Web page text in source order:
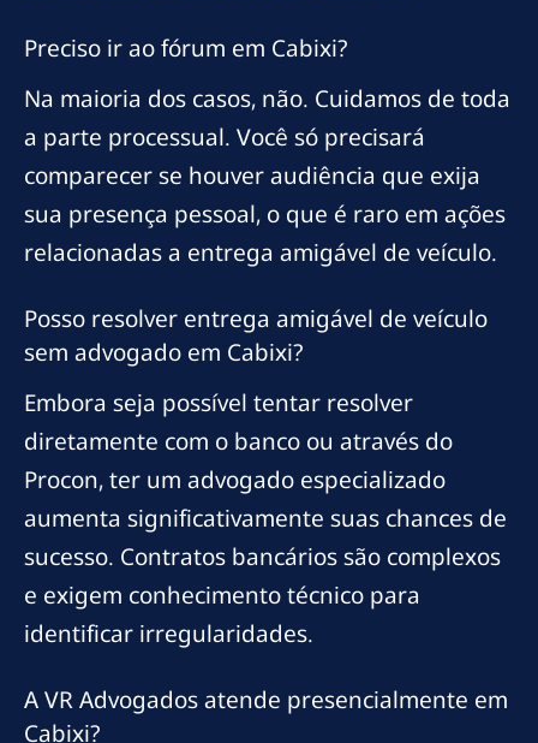
Preciso ir ao fórum em Cabixi?
Na maioria dos casos, não. Cuidamos de toda
a parte processual. Você só precisará
comparecer se houver audiência que exija
sua presença pessoal, o que é raro em ações
relacionadas a entrega amigável de veículo.
Posso resolver entrega amigável de veículo
sem advogado em Cabixi?
Embora seja possível tentar resolver
diretamente com o banco ou através do
Procon, ter um advogado especializado
aumenta significativamente suas chances de
sucesso. Contratos bancários são complexos
e exigem conhecimento técnico para
identificar irregularidades.
A VR Advogados atende presencialmente em
Cabixi?